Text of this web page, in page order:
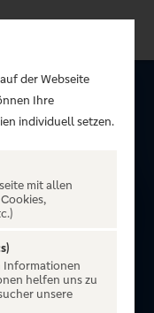
Solo-
schuld ! Viele
der Webseite
Ihre
individuell setzen.
mit allen
Informationen
helfen uns zu
unsere